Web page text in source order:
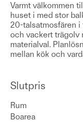
Varmt välkommen
huset i med stor
20-talsatmosfären i
och vackert trägolv
materialval.
mellan kök och
Slutpris
Rum
Boarea